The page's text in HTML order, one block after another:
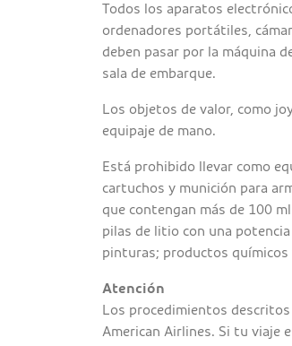
Todos los aparatos
ordenadores portátiles,
deben pasar por la máquina
sala de embarque.
Los objetos de valor, como
equipaje de mano.
Está prohibido llevar como
cartuchos y munición para
que contengan más de 100
pilas de litio con una
pinturas; productos
Atención
Los procedimientos
American Airlines. Si tu viaje